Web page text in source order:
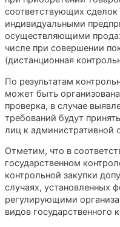
соответствующих
индивидуальными
осуществляющими
числе при совершении
(дистанционная
По результатам
может быть
проверка, в случае
требований будут
лиц к административной
Отметим, что в
государственном
контрольной закупки
случаях, установленных
регулирующими
видов государственного